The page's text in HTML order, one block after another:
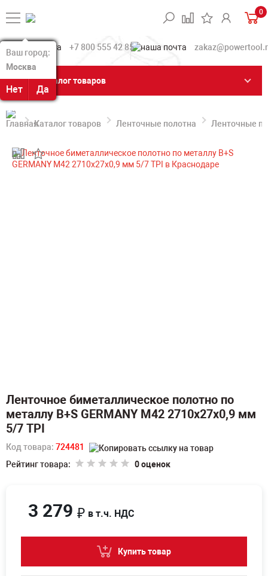
Ваш город:
Москва
Нет Да
Ваш город:
Москва
Нет Да
0
+7 800 555 42 85
Каталог товаров
Каталог товаров Ленточные полотна Ленточные
Ленточное биметаллическое полотно по
металлу B+S GERMANY M42 2710х27х0,9 мм
5/7 TPI
Код товара: 724481
Рейтинг товара:
0 оценок
3 279 ₽ в т.ч. НДС
Купить товар